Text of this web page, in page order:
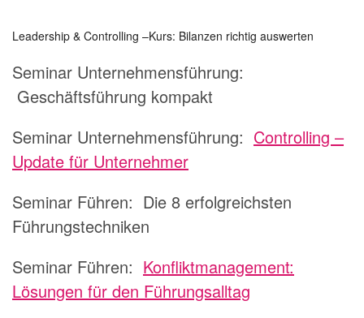
Leadership & Controlling –Kurs: Bilanzen richtig auswerten
Seminar Unternehmensführung:
Geschäftsführung kompakt
Seminar Unternehmensführung: Controlling –
Update für Unternehmer
Seminar Führen: Die 8 erfolgreichsten
Führungstechniken
Seminar Führen: Konfliktmanagement:
Lösungen für den Führungsalltag